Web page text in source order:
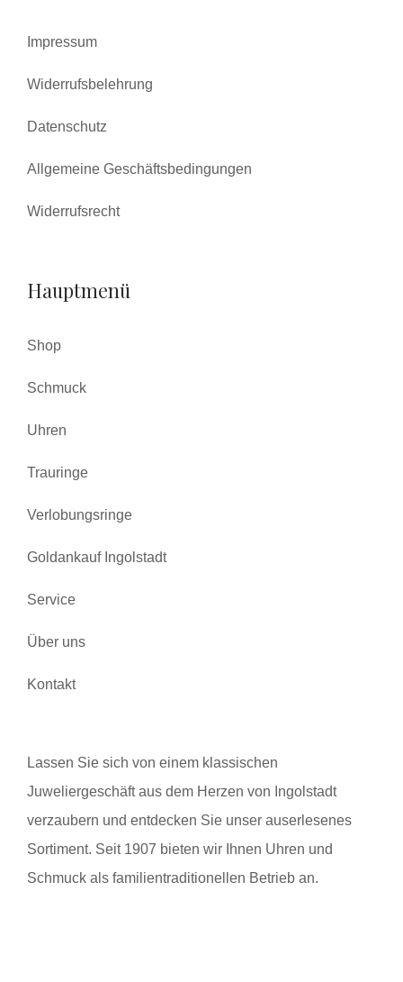
Impressum
Widerrufsbelehrung
Datenschutz
Allgemeine Geschäftsbedingungen
Widerrufsrecht
Hauptmenü
Shop
Schmuck
Uhren
Trauringe
Verlobungsringe
Goldankauf Ingolstadt
Service
Über uns
Kontakt
Lassen Sie sich von einem klassischen
Juweliergeschäft aus dem Herzen von Ingolstadt
verzaubern und entdecken Sie unser auserlesenes
Sortiment. Seit 1907 bieten wir Ihnen Uhren und
Schmuck als familientraditionellen Betrieb an.